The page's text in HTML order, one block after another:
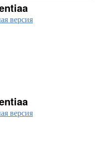
версия
версия